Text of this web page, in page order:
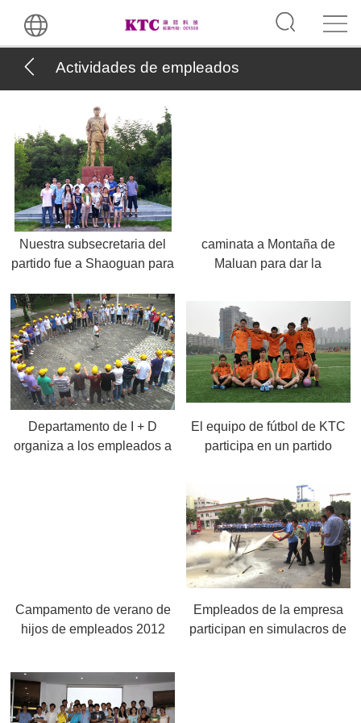
Actividades de empleados
Nuestra subsecretaria del
partido fue a Shaoguan para
de la Batalla de Shuikou
caminata a Montaña de
Maluan para dar la
Universitario
Departamento de I + D
organiza a los empleados a
El equipo de fútbol de KTC
participa en un partido
Campamento de verano de
hijos de empleados 2012
Empleados de la empresa
participan en simulacros de